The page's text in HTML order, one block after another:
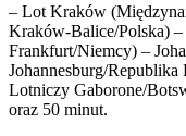
– Lot Kraków
Kraków-Balice/Polska)
Frankfurt/Niemcy) –
Johannesburg/
Lotniczy Gaborone/
oraz 50 minut.